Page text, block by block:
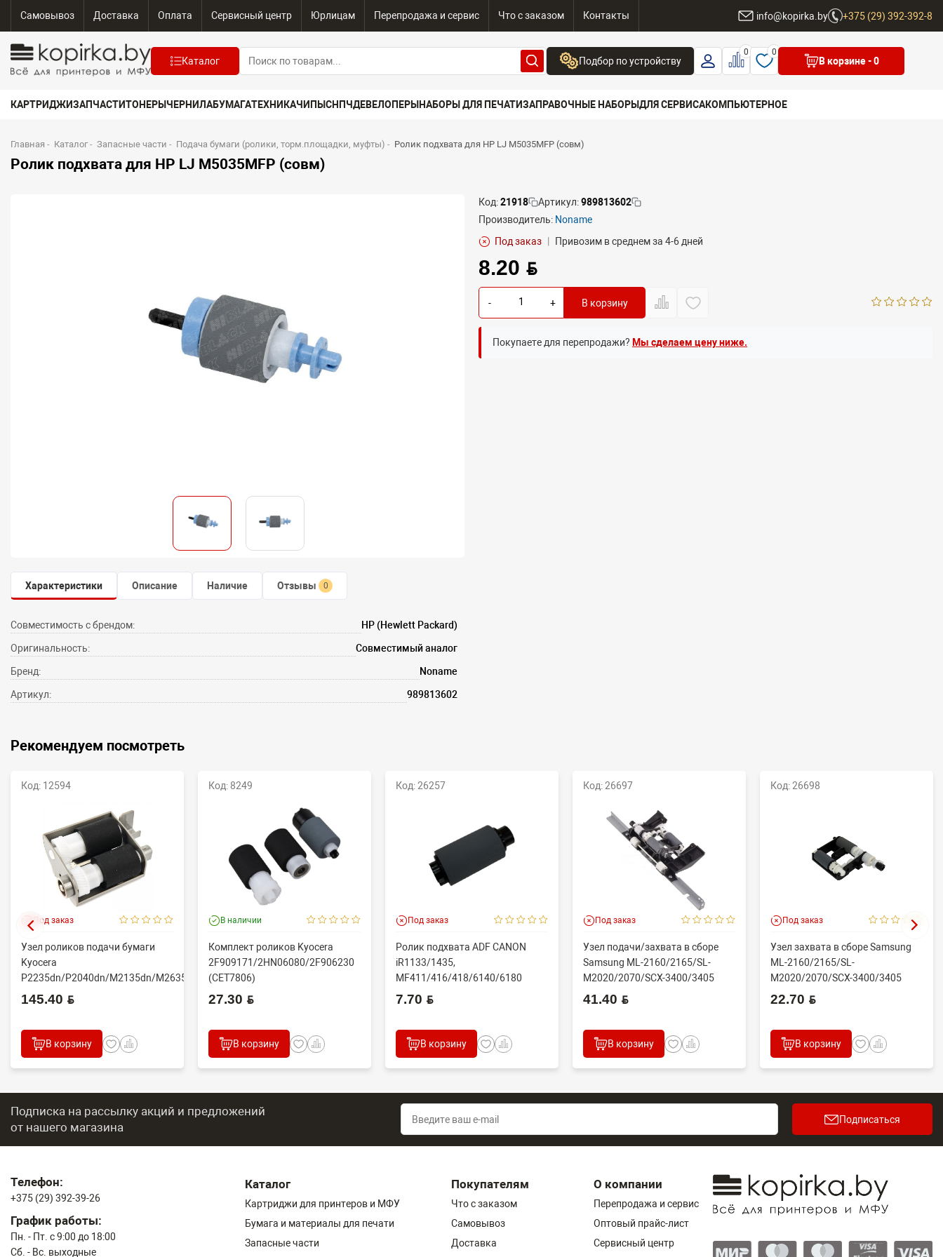
Самовывоз Доставка Оплата Сервисный центр Юрлицам Перепродажа и сервис Что с заказом Контакты info@kopirka.by +375 (29) 392-392-8
Каталог Подбор по устройству
Выберите бренд
Сначала выберите бренд
0 0
В корзине- 0
КАРТРИДЖИЗАПЧАСТИТОНЕРЫ ЧЕРНИЛАБУМАГАТЕХНИКАЧИПЫСНПЧДЕВЕЛОПЕРЫ НАБОРЫ ДЛЯ ПЕЧАТИЗАПРАВОЧНЫЕ НАБОРЫДЛЯ СЕРВИСАКОМПЬЮТЕРНОЕ
Главная - Каталог - Запасные части - Подача бумаги (ролики, торм.площадки, муфты) - Ролик подхвата для HP LJ M5035MFP (совм)
Ролик подхвата для HP LJ M5035MFP (совм)
Характеристики Описание Наличие Отзывы 0
Совместимость с брендом: HP (Hewlett Packard)
Оригинальность: Совместимый аналог
Бренд: Noname
Артикул: 989813602
Код:21918 Артикул:989813602
Производитель: Noname
Под заказ
Привозим в среднем за 4-6 дней
8.20 BYN
- + В корзину
Покупаете для перепродажи? Мы сделаем цену ниже.
Рекомендуем посмотреть
Код: 12594
Под заказ
Узел роликов подачи бумаги
Kyocera
P2235dn/P2040dn/M2135dn/M2635dn/M2735dw/M2040dn
(O...
145.40 BYN
В корзину
Код: 8249
В наличии
Комплект роликов Kyocera
2F909171/2HN06080/2F906230
(CET7806)
2100DN/4100DN/4200DN/60...
27.30 BYN
В корзину
Код: 26257
Под заказ
Ролик подхвата ADF CANON
iR1133/1435,
MF411/416/418/6140/6180
(CET), DGP0606, FC7-618...
7.70 BYN
В корзину
Код: 26697
Под заказ
Узел подачи/захвата в сборе
Samsung ML-2160/2165/SL-
M2020/2070/SCX-3400/3405
(совм) J...
41.40 BYN
В корзину
Код: 26698
Под заказ
Узел захвата в сборе Samsung
ML-2160/2165/SL-
M2020/2070/SCX-3400/3405
(совм) JC93-005...
22.70 BYN
В корзину
Подписка на рассылку акций и предложений
от нашего магазина
Подписаться
Телефон:
+375 (29) 392-39-26
График работы:
Пн. - Пт. с 9:00 до 18:00
Сб. - Вс. выходные
Каталог
Картриджи для принтеров и МФУ
Бумага и материалы для печати
Запасные части
Покупателям
Что с заказом
Самовывоз
Доставка
О компании
Перепродажа и сервис
Оптовый прайс-лист
Сервисный центр